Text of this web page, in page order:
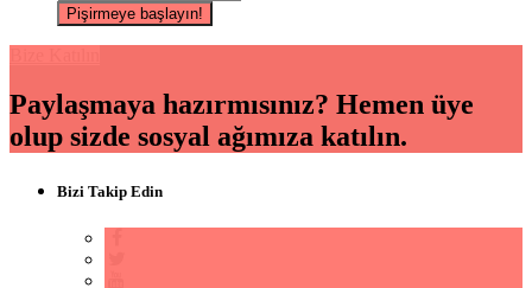
Paylaşmaya hazırmısınız? Hemen üye
olup sizde sosyal ağımıza katılın.
Bizi Takip Edin